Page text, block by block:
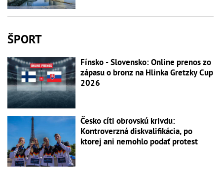
ŠPORT
Fínsko - Slovensko: Online prenos zo
zápasu o bronz na Hlinka Gretzky Cup
2026
Česko cíti obrovskú krivdu:
Kontroverzná diskvalifikácia, po
ktorej ani nemohlo podať protest